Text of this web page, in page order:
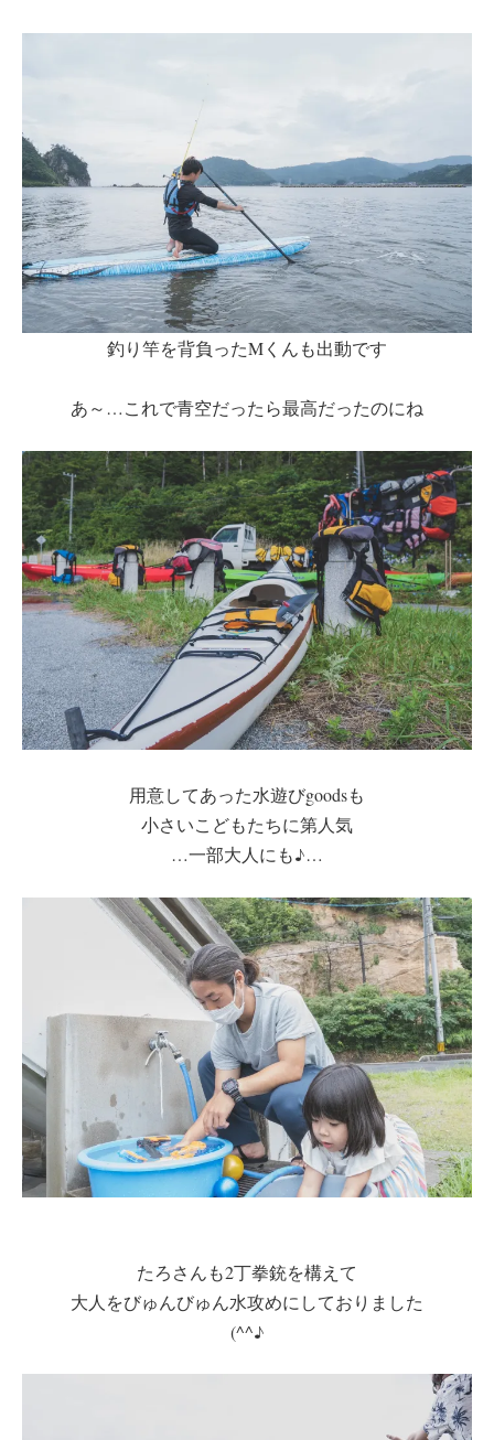
釣り竿を背負ったMくんも出動です
あ～…これで青空だったら最高だったのにね
用意してあった水遊びgoodsも
小さいこどもたちに第人気
…一部大人にも♪…
たろさんも2丁拳銃を構えて
大人をびゅんびゅん水攻めにしておりました
(^^♪